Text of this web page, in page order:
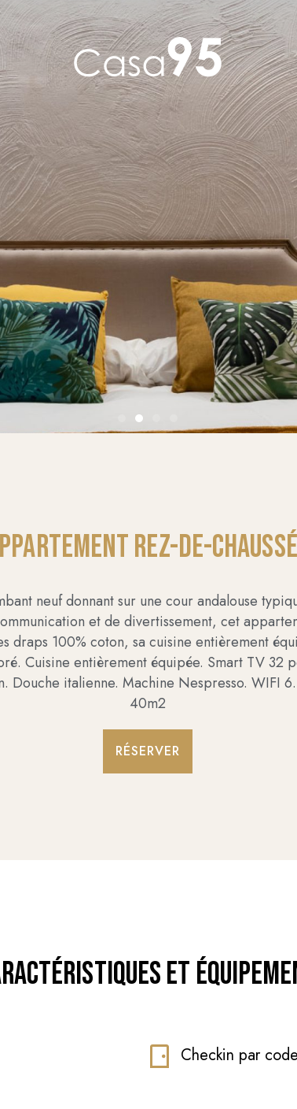
Rez-de-
neuf donnant sur une cour andalouse
et de divertissement, cet
draps 100% coton, sa cuisine entièrement
Cuisine entièrement équipée. Smart TV 32
Douche italienne. Machine Nespresso. WIFI
40m2
RÉSERVER
ET
Checkin par code